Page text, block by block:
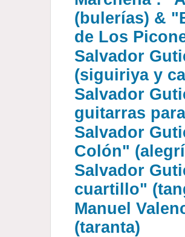
(bulerías) &
de Los
Salvador
(siguiriya y
Salvador
guitarras
Salvador
Colón"
Salvador
cuartillo"
Manuel
(taranta)